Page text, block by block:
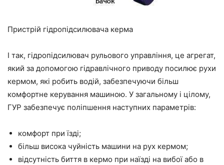
Пристрій гідропідсилювача керма
І так, гідропідсилювач рульового управління, це агрегат,
який за допомогою гідравлічного приводу посилює рухи
кермом, які робить водій, забезпечуючи більш
комфортне керування машиною. У загальному і цілому,
ГУР забезпечує поліпшення наступних параметрів:
комфорт при їзді;
більш висока чуйність машини на рух кермом;
відсутність биття в кермо при наїзді на вибої або в